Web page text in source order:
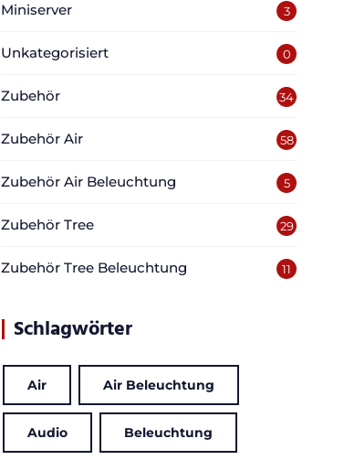
Miniserver 3
Unkategorisiert 0
Zubehör 34
Zubehör Air 58
Zubehör Air Beleuchtung 5
Zubehör Tree 29
Zubehör Tree Beleuchtung 11
Schlagwörter
Air Air Beleuchtung
Audio Beleuchtung